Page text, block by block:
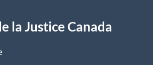
la Justice Canada